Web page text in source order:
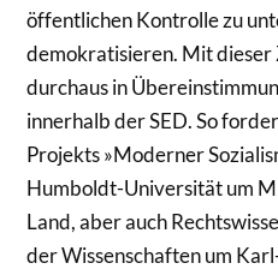
öffentlichen Kontrolle zu
demokratisieren. Mit dieser
durchaus in
innerhalb der SED. So
Projekts »Moderner
Humboldt-Universität um
Land, aber auch
der Wissenschaften um